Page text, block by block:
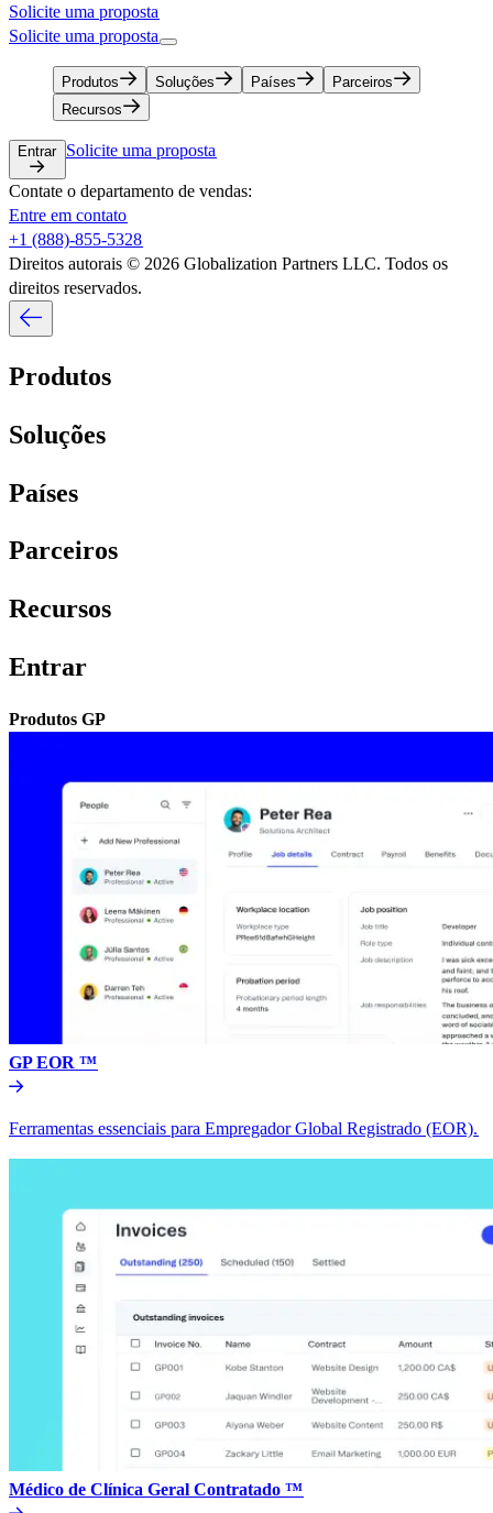
Solicite uma proposta​​
Solicite uma proposta​​
Produtos​​ Soluções​​ Países​​
Parceiros​​
Recursos​​
Entrar​​ Solicite uma proposta​​
Contate o departamento de vendas:​​
Entre em contato​​
+1 (888)-855-5328​​
Direitos autorais © 2026 Globalization Partners LLC. Todos os
direitos reservados.​​
Produtos​​
Soluções​​
Países​​
Parceiros​​
Recursos​​
Entrar​​
Produtos GP​​
GP EOR ™​​
Ferramentas essenciais para Empregador Global Registrado (EOR).​​
Médico de Clínica Geral Contratado ™​​